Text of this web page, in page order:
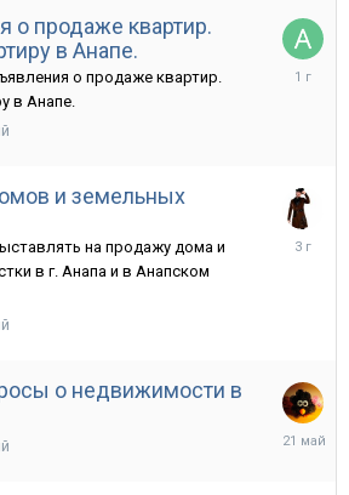
о продаже квартир.
в Анапе.
о продаже квартир.
в Анапе.
23
и земельных
на продажу дома и
в г. Анапа и в Анапском
15
о недвижимости в
21